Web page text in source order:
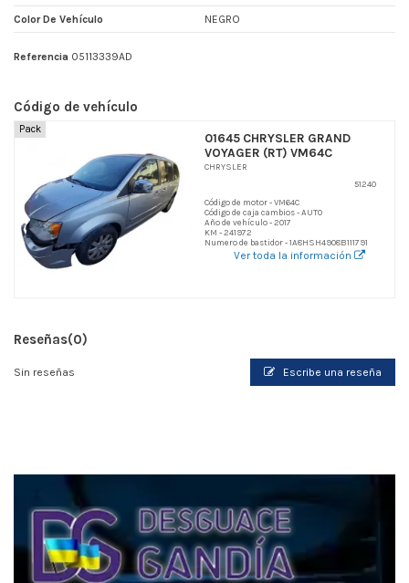
Color De Vehículo NEGRO
Referencia 05113339AD
Código de vehículo
Pack
01645 CHRYSLER GRAND
VOYAGER (RT) VM64C
CHRYSLER
51240
Código de motor - VM64C
Código de caja cambios - AUTO
Año de vehículo - 2017
KM - 241972
Numero de bastidor - 1A8HSH4908B111791
Ver toda la información
Reseñas(0)
Sin reseñas Escribe una reseña